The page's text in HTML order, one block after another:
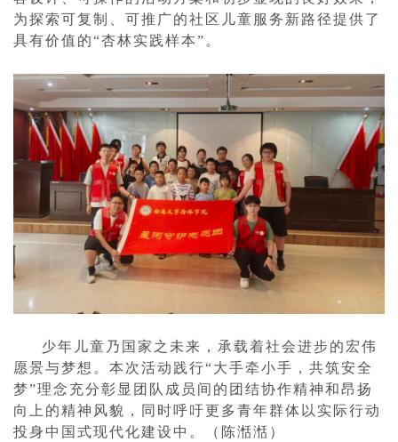
为探索可复制、可推广的社区儿童服务新路径提供了
具有价值的“杏林实践样本”。
少年儿童乃国家之未来，承载着社会进步的宏伟
愿景与梦想。本次活动践行“大手牵小手，共筑安全
梦”理念充分彰显团队成员间的团结协作精神和昂扬
向上的精神风貌，同时呼吁更多青年群体以实际行动
投身中国式现代化建设中。（陈湉湉）